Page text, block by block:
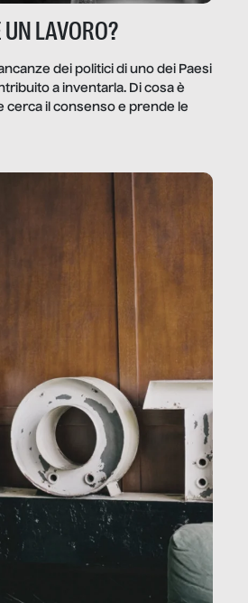
LAVORO?
dei politici di uno dei Paesi
a inventarla. Di cosa è
cerca il consenso e prende le